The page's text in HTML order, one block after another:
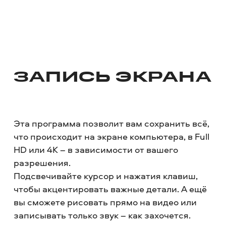
ЗАПИСЬ ЭКРАНА
Эта программа позволит вам сохранить всё,
что происходит на экране компьютера, в Full
HD или 4K – в зависимости от вашего
разрешения.
Подсвечивайте курсор и нажатия клавиш,
чтобы акцентировать важные детали. А ещё
вы сможете рисовать прямо на видео или
записывать только звук – как захочется.